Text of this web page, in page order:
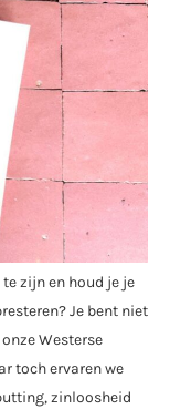
zijn en houd je je
Je bent niet
Westerse
toch ervaren we
zinloosheid